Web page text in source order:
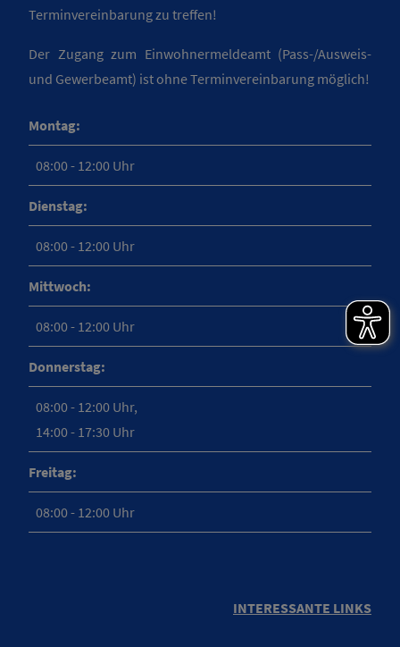
Terminvereinbarung zu treffen!
Der Zugang zum Einwohnermeldeamt (Pass-/Ausweis-
und Gewerbeamt) ist ohne Terminvereinbarung möglich!
Montag:
08:00 - 12:00 Uhr
Dienstag:
08:00 - 12:00 Uhr
Mittwoch:
08:00 - 12:00 Uhr
Donnerstag:
08:00 - 12:00 Uhr,
14:00 - 17:30 Uhr
Freitag:
08:00 - 12:00 Uhr
INTERESSANTE LINKS